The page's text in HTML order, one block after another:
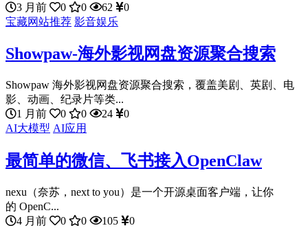
3 月前
0 0 62
0
宝藏网站推荐 影音娱乐
Showpaw-海外影视网盘资源聚合搜索
Showpaw 海外影视网盘资源聚合搜索，覆盖美剧、英剧、电
影、动画、纪录片等类...
1 月前
0 0 24
0
AI大模型 AI应用
最简单的微信、飞书接入OpenClaw
nexu（奈苏，next to you）是一个开源桌面客户端，让你
的 OpenC...
4 月前
0 0 105
0